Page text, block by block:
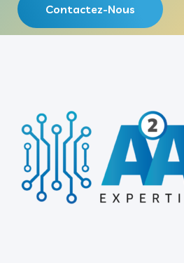
Contactez-Nous